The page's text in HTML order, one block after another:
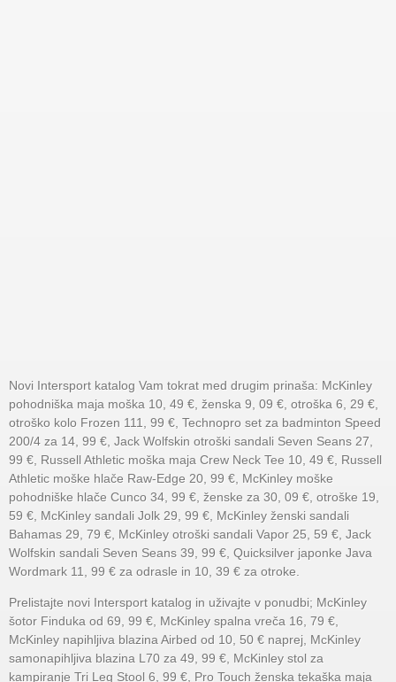
Novi Intersport katalog Vam tokrat med drugim prinaša: McKinley
pohodniška maja moška 10, 49 €, ženska 9, 09 €, otroška 6, 29 €,
otroško kolo Frozen 111, 99 €, Technopro set za badminton Speed
200/4 za 14, 99 €, Jack Wolfskin otroški sandali Seven Seans 27,
99 €, Russell Athletic moška maja Crew Neck Tee 10, 49 €, Russell
Athletic moške hlače Raw-Edge 20, 99 €, McKinley moške
pohodniške hlače Cunco 34, 99 €, ženske za 30, 09 €, otroške 19,
59 €, McKinley sandali Jolk 29, 99 €, McKinley ženski sandali
Bahamas 29, 79 €, McKinley otroški sandali Vapor 25, 59 €, Jack
Wolfskin sandali Seven Seans 39, 99 €, Quicksilver japonke Java
Wordmark 11, 99 € za odrasle in 10, 39 € za otroke.
Prelistajte novi Intersport katalog in uživajte v ponudbi; McKinley
šotor Finduka od 69, 99 €, McKinley spalna vreča 16, 79 €,
McKinley napihljiva blazina Airbed od 10, 50 € naprej, McKinley
samonapihljiva blazina L70 za 49, 99 €, McKinley stol za
kampiranje Tri Leg Stool 6, 99 €, Pro Touch ženska tekaška maja